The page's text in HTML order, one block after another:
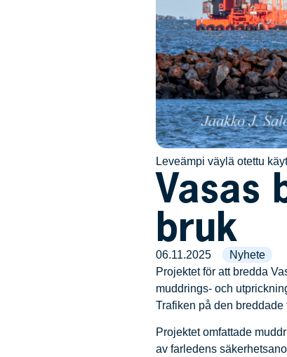
Leveämpi väylä otettu
Vasas
bruk
06.11.2025
Nyhete
Projektet för att bredda
muddrings- och
Trafiken på den
Projektet omfattade
av farledens